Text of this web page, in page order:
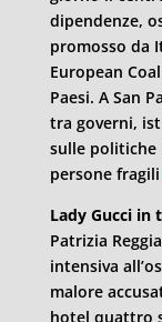
dipendenze,
promosso da
European
Paesi. A San
tra governi,
sulle
persone fragili
Lady Gucci in
Patrizia
intensiva
malore
hotel quattro